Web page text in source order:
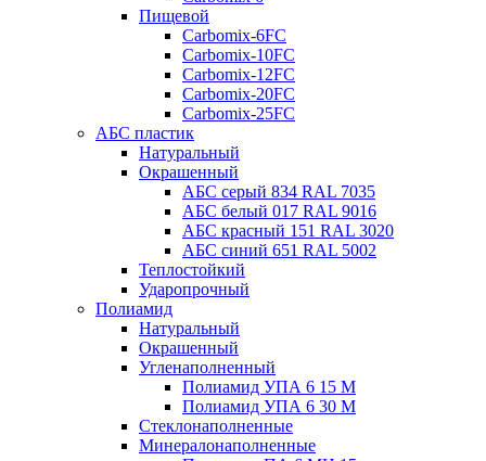
Пищевой
Carbomix-6FC
Carbomix-10FC
Carbomix-12FC
Carbomix-20FC
Carbomix-25FC
АБС пластик
Натуральный
Окрашенный
АБС серый 834 RAL 7035
АБС белый 017 RAL 9016
АБС красный 151 RAL 3020
АБС синий 651 RAL 5002
Теплостойкий
Ударопрочный
Полиамид
Натуральный
Окрашенный
Угленаполненный
Полиамид УПА 6 15 М
Полиамид УПА 6 30 М
Стеклонаполненные
Минералонаполненные